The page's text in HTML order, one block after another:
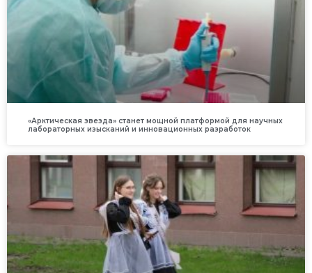
«Арктическая звезда» станет мощной платформой для научных
лабораторных изысканий и инновационных разработок